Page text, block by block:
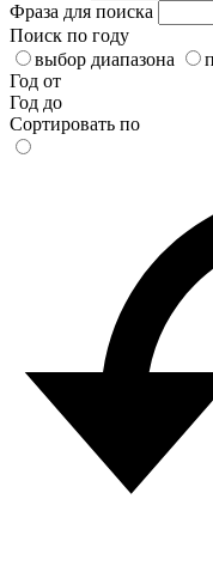
Фраза для поиска
Поиск по году
выбор диапазона
Год от
Год до
Сортировать по